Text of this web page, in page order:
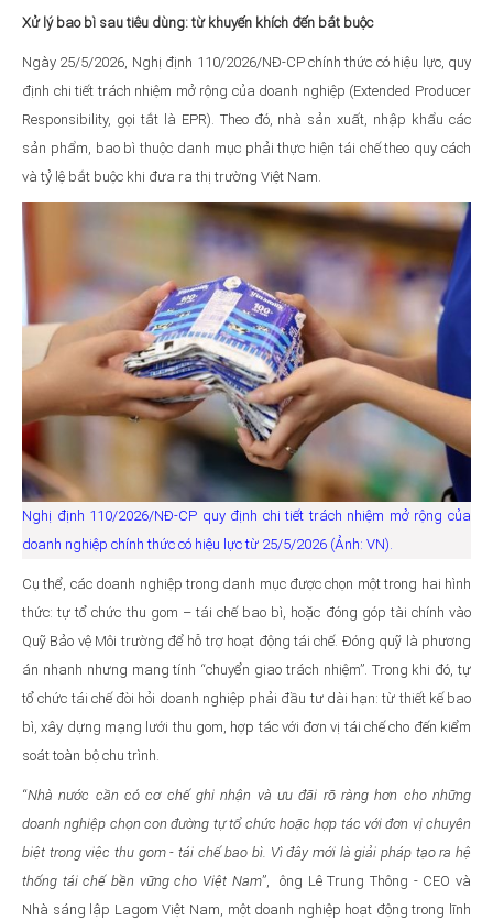
Xử lý bao bì sau tiêu dùng: từ khuyến khích đến bắt buộc
Ngày 25/5/2026, Nghị định 110/2026/NĐ-CP chính thức có hiệu lực, quy
định chi tiết trách nhiệm mở rộng của doanh nghiệp (Extended Producer
Responsibility, gọi tắt là EPR). Theo đó, nhà sản xuất, nhập khẩu các
sản phẩm, bao bì thuộc danh mục phải thực hiện tái chế theo quy cách
và tỷ lệ bắt buộc khi đưa ra thị trường Việt Nam.
Nghị định 110/2026/NĐ-CP quy định chi tiết trách nhiệm mở rộng của
doanh nghiệp chính thức có hiệu lực từ 25/5/2026 (Ảnh: VN).
Cụ thể, các doanh nghiệp trong danh mục được chọn một trong hai hình
thức: tự tổ chức thu gom – tái chế bao bì, hoặc đóng góp tài chính vào
Quỹ Bảo vệ Môi trường để hỗ trợ hoạt động tái chế. Đóng quỹ là phương
án nhanh nhưng mang tính “chuyển giao trách nhiệm”. Trong khi đó, tự
tổ chức tái chế đòi hỏi doanh nghiệp phải đầu tư dài hạn: từ thiết kế bao
bì, xây dựng mạng lưới thu gom, hợp tác với đơn vị tái chế cho đến kiểm
soát toàn bộ chu trình.
“Nhà nước cần có cơ chế ghi nhận và ưu đãi rõ ràng hơn cho những
doanh nghiệp chọn con đường tự tổ chức hoặc hợp tác với đơn vị chuyên
biệt trong việc thu gom - tái chế bao bì. Vì đây mới là giải pháp tạo ra hệ
thống tái chế bền vững cho Việt Nam”, ông Lê Trung Thông - CEO và
Nhà sáng lập Lagom Việt Nam, một doanh nghiệp hoạt động trong lĩnh